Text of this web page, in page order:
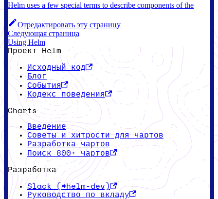
Helm uses a few special terms to describe components of the
Отредактировать эту страницу
Следующая страница
Using Helm
Проект Helm
Исходный код
Блог
События
Кодекс поведения
Charts
Введение
Советы и хитрости для чартов
Разработка чартов
Поиск 800+ чартов
Разработка
Slack (#helm-dev)
Руководство по вкладу